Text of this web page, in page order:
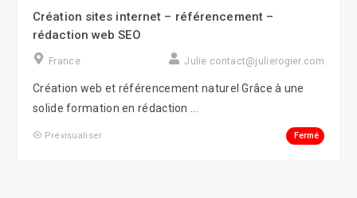
Création sites internet – référencement –
rédaction web SEO
France Julie contact@julierogier.com
Création web et référencement naturel Grâce à une
solide formation en rédaction ...
Prévisualiser Fermé